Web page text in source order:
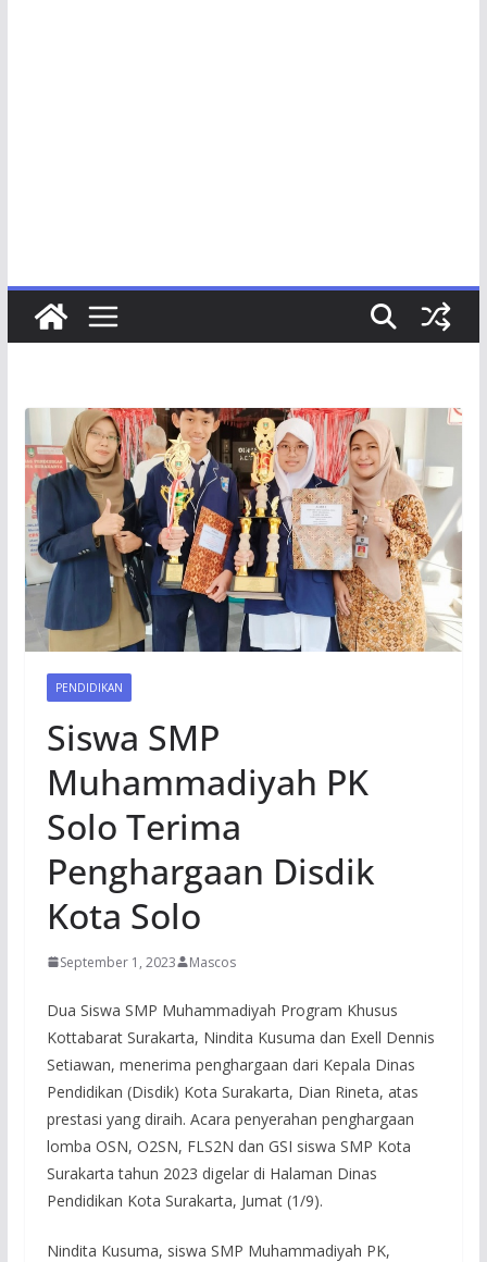
PENDIDIKAN
Siswa SMP
Muhammadiyah PK
Solo Terima
Penghargaan Disdik
Kota Solo
September 1, 2023 Mascos
Dua Siswa SMP Muhammadiyah Program Khusus
Kottabarat Surakarta, Nindita Kusuma dan Exell Dennis
Setiawan, menerima penghargaan dari Kepala Dinas
Pendidikan (Disdik) Kota Surakarta, Dian Rineta, atas
prestasi yang diraih. Acara penyerahan penghargaan
lomba OSN, O2SN, FLS2N dan GSI siswa SMP Kota
Surakarta tahun 2023 digelar di Halaman Dinas
Pendidikan Kota Surakarta, Jumat (1/9).
Nindita Kusuma, siswa SMP Muhammadiyah PK,